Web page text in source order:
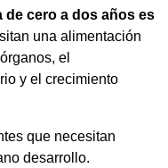
de cero a dos años es
una alimentación
el
y el crecimiento
que necesitan
desarrollo.